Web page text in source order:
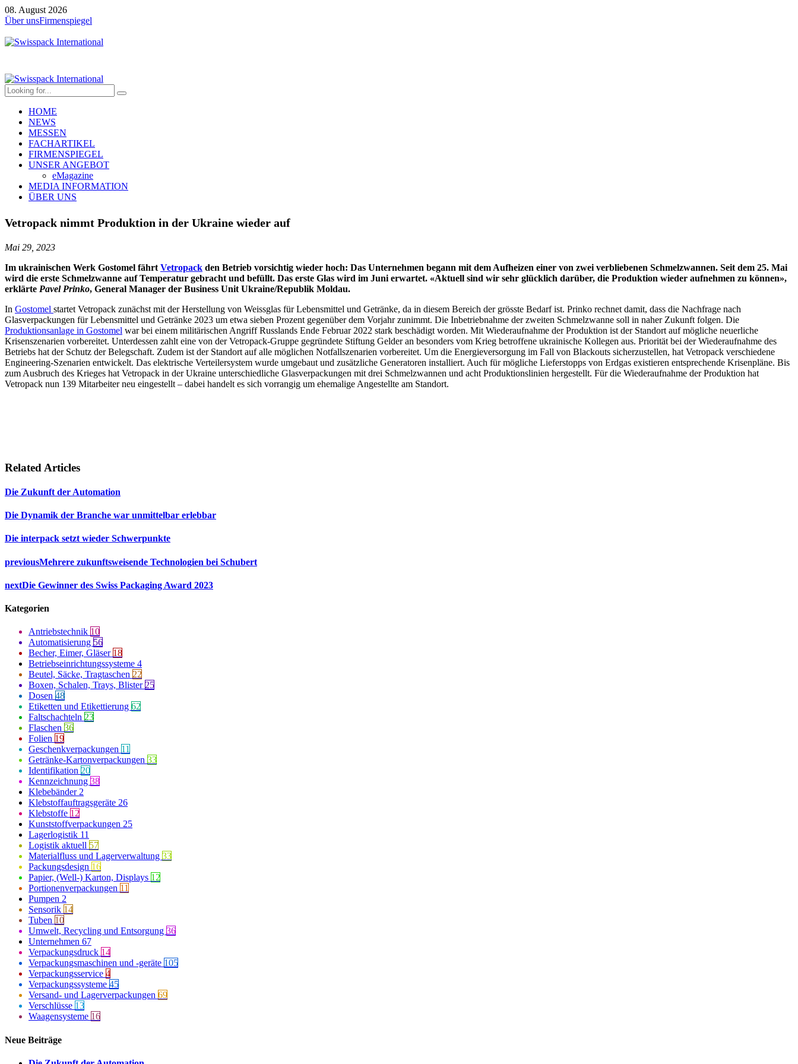
08. August 2026
Über unsFirmenspiegel
HOME
NEWS
MESSEN
FACHARTIKEL
FIRMENSPIEGEL
UNSER ANGEBOT
eMagazine
MEDIA INFORMATION
ÜBER UNS
Vetropack nimmt Produktion in der Ukraine wieder auf
Mai 29, 2023
Im ukrainischen Werk Gostomel fährt Vetropack den Betrieb vorsichtig wieder hoch: Das Unternehmen begann mit dem Aufheizen einer von zwei verbliebenen Schmelzwannen. Seit dem 25. Mai
wird die erste Schmelzwanne auf Temperatur gebracht und befüllt. Das erste Glas wird im Juni erwartet. «Aktuell sind wir sehr glücklich darüber, die Produktion wieder aufnehmen zu können»,
erklärte Pavel Prinko, General Manager der Business Unit Ukraine/Republik Moldau.
In Gostomel startet Vetropack zunächst mit der Herstellung von Weissglas für Lebensmittel und Getränke, da in diesem Bereich der grösste Bedarf ist. Prinko rechnet damit, dass die Nachfrage nach
Glasverpackungen für Lebensmittel und Getränke 2023 um etwa sieben Prozent gegenüber dem Vorjahr zunimmt. Die Inbetriebnahme der zweiten Schmelzwanne soll in naher Zukunft folgen. Die
Produktionsanlage in Gostomel war bei einem militärischen Angriff Russlands Ende Februar 2022 stark beschädigt worden. Mit Wiederaufnahme der Produktion ist der Standort auf mögliche neuerliche
Krisenszenarien vorbereitet. Unterdessen zahlt eine von der Vetropack-Gruppe gegründete Stiftung Gelder an besonders vom Krieg betroffene ukrainische Kollegen aus. Priorität bei der Wiederaufnahme des
Betriebs hat der Schutz der Belegschaft. Zudem ist der Standort auf alle möglichen Notfallszenarien vorbereitet. Um die Energieversorgung im Fall von Blackouts sicherzustellen, hat Vetropack verschiedene
Engineering-Szenarien entwickelt. Das elektrische Verteilersystem wurde umgebaut und zusätzliche Generatoren installiert. Auch für mögliche Lieferstopps von Erdgas existieren entsprechende Krisenpläne. Bis
zum Ausbruch des Krieges hat Vetropack in der Ukraine unterschiedliche Glasverpackungen mit drei Schmelzwannen und acht Produktionslinien hergestellt. Für die Wiederaufnahme der Produktion hat
Vetropack nun 139 Mitarbeiter neu eingestellt – dabei handelt es sich vorrangig um ehemalige Angestellte am Standort.
Related Articles
Die Zukunft der Automation
Die Dynamik der Branche war unmittelbar erlebbar
Die interpack setzt wieder Schwerpunkte
previousMehrere zukunftsweisende Technologien bei Schubert
nextDie Gewinner des Swiss Packaging Award 2023
Kategorien
Antriebstechnik 10
Automatisierung 56
Becher, Eimer, Gläser 18
Betriebseinrichtungssysteme 4
Beutel, Säcke, Tragtaschen 22
Boxen, Schalen, Trays, Blister 25
Dosen 48
Etiketten und Etikettierung 62
Faltschachteln 23
Flaschen 36
Folien 19
Geschenkverpackungen 11
Getränke-Kartonverpackungen 33
Identifikation 20
Kennzeichnung 38
Klebebänder 2
Klebstoffauftragsgeräte 26
Klebstoffe 12
Kunststoffverpackungen 25
Lagerlogistik 11
Logistik aktuell 57
Materialfluss und Lagerverwaltung 33
Packungsdesign 16
Papier, (Well-) Karton, Displays 12
Portionenverpackungen 11
Pumpen 2
Sensorik 14
Tuben 10
Umwelt, Recycling und Entsorgung 36
Unternehmen 67
Verpackungsdruck 14
Verpackungsmaschinen und -geräte 105
Verpackungsservice 4
Verpackungssysteme 45
Versand- und Lagerverpackungen 69
Verschlüsse 13
Waagensysteme 16
Neue Beiträge